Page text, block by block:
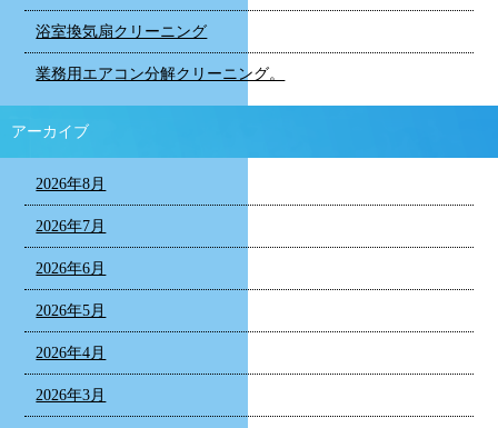
浴室換気扇クリーニング
業務用エアコン分解クリーニング。
アーカイブ
2026年8月
2026年7月
2026年6月
2026年5月
2026年4月
2026年3月